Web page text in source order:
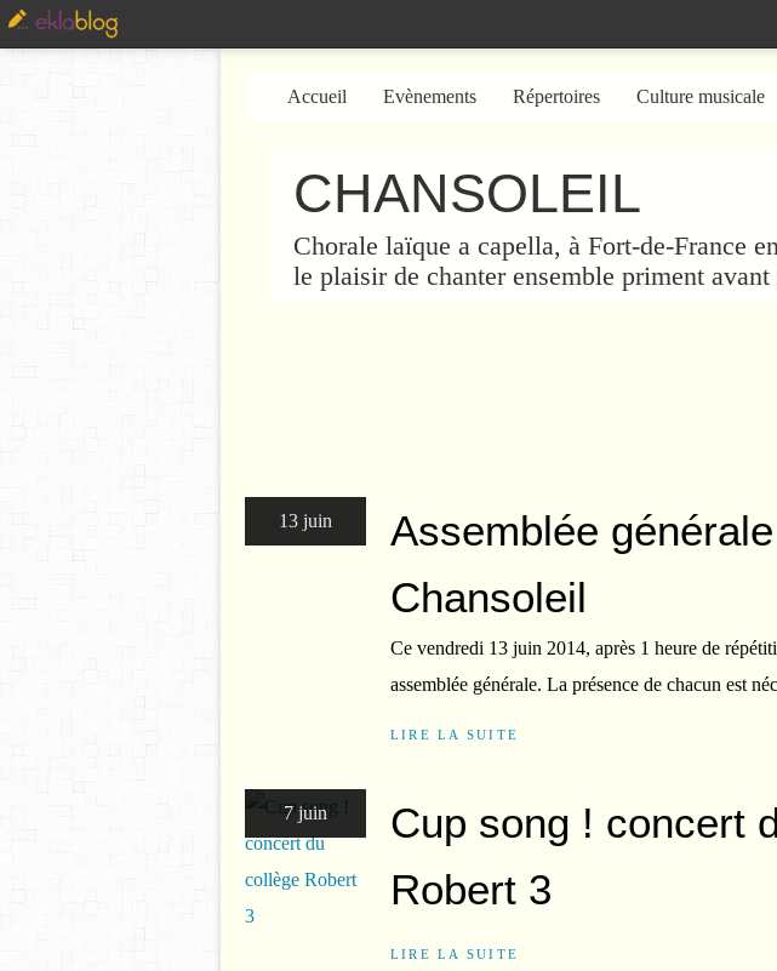
CHANSOLEIL
Chorale laïque a capella, à Fort-de-France
le plaisir de chanter ensemble priment avant
Accueil Evènements Répertoires Culture musicale
13 juin
Assemblée
Chansoleil
Ce vendredi 13 juin 2014, après 1 heure de
assemblée générale. La présence de chacun est
LIRE LA SUITE
7 juin
Cup song ! concert
Robert 3
LIRE LA SUITE